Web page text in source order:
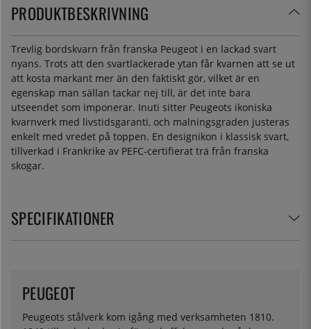
PRODUKTBESKRIVNING
Trevlig bordskvarn från franska Peugeot i en lackad svart
nyans. Trots att den svartlackerade ytan får kvarnen att se ut
att kosta markant mer än den faktiskt gör, vilket är en
egenskap man sällan tackar nej till, är det inte bara
utseendet som imponerar. Inuti sitter Peugeots ikoniska
kvarnverk med livstidsgaranti, och malningsgraden justeras
enkelt med vredet på toppen. En designikon i klassisk svart,
tillverkad i Frankrike av PEFC-certifierat trä från franska
skogar.
SPECIFIKATIONER
Peugeots stålverk kom igång med verksamheten 1810.
PEUGEOT